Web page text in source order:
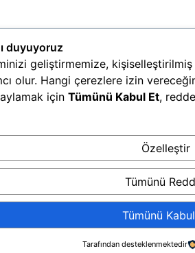
duyuyoruz
geliştirmemize,
olur. Hangi çerezlere izin
için Tümünü Kabul Et,
Özelleştir
Tümünü
Tümünü
Tarafından desteklenmektedir